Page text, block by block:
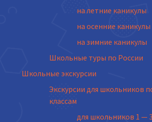
на летние каникулы
на осенние каникулы
на зимние каникулы
Школьные туры по России
Школьные экскурсии
Экскурсии для школьников
классам
для школьников 1 —